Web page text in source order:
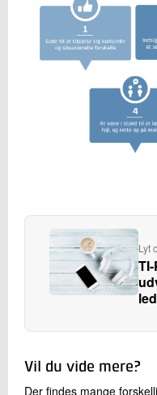
Lyt
Vil du vide mere?
Der findes mange